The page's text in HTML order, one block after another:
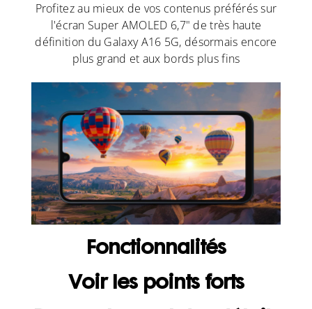
Profitez au mieux de vos contenus préférés sur
l'écran Super AMOLED 6,7" de très haute
définition du Galaxy A16 5G, désormais encore
plus grand et aux bords plus fins
Fonctionnalités
Voir les points forts